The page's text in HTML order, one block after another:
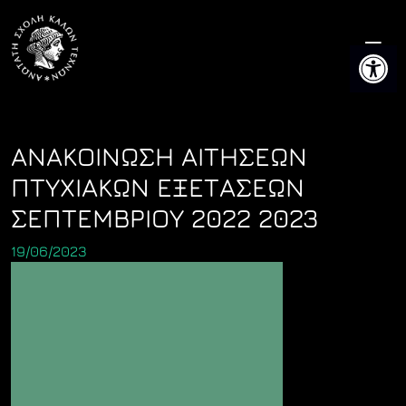
content
ΑΝΑΚΟΙΝΩΣΗ ΑΙΤΗΣΕΩΝ
ΠΤΥΧΙΑΚΩΝ ΕΞΕΤΑΣΕΩΝ
ΣΕΠΤΕΜΒΡΙΟΥ 2022 2023
19/06/2023